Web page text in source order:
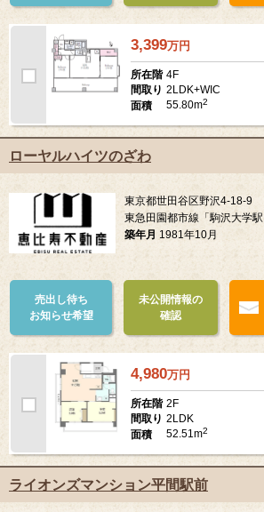
3,399万円
所在階 4F
間取り 2LDK+WIC
面積
55.80m2
ローヤルハイツのざわ
東京都世田谷区野沢4-18-9
東急田園都市線「駒沢大学
築年月 1981年10月
売出し待ち
お知らせ希望
未公開情報の
確認
4,980万円
所在階 2F
間取り 2LDK
面積
52.51m2
ライオンズマンション平間駅前